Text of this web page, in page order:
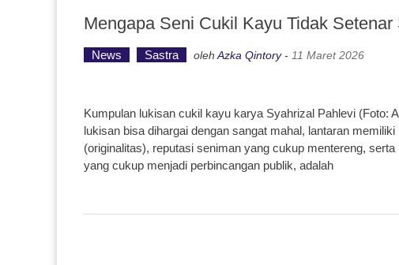
Mengapa Seni Cukil Kayu Tidak
News Sastra oleh Azka Qintory- 11 Maret 2026
Kumpulan lukisan cukil kayu karya Syahrizal Pahlevi (Foto:
lukisan bisa dihargai dengan sangat mahal, lantaran
(originalitas), reputasi seniman yang cukup mentereng,
yang cukup menjadi perbincangan publik, adalah